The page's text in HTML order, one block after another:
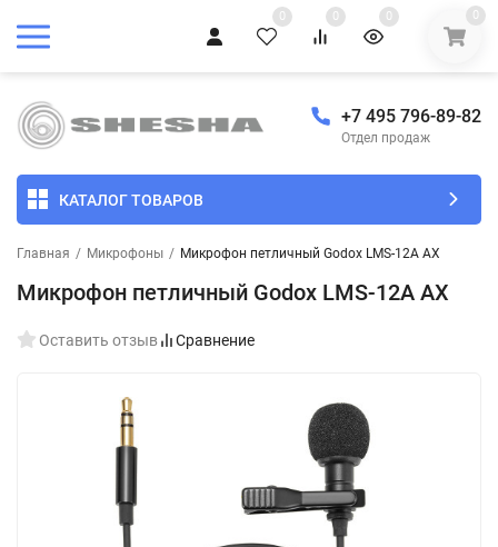
0 0 0 0
+7 495 796-89-82
Отдел продаж
КАТАЛОГ ТОВАРОВ
Главная / Микрофоны / Микрофон петличный Godox LMS-12A AX
Микрофон петличный Godox LMS-12A AX
Оставить отзыв Сравнение